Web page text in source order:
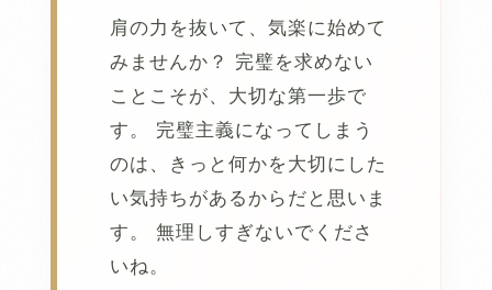
肩の力を抜いて、気楽に始めて
みませんか？ 完璧を求めない
ことこそが、大切な第一歩で
す。 完璧主義になってしまう
のは、きっと何かを大切にした
い気持ちがあるからだと思いま
す。 無理しすぎないでくださ
いね。